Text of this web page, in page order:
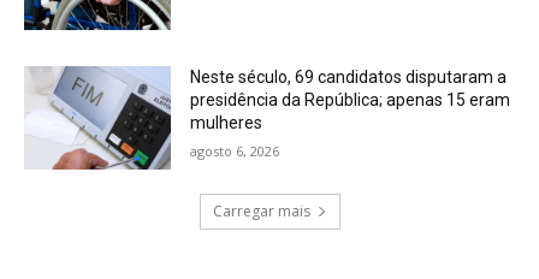
Neste século, 69 candidatos disputaram a
presidência da República; apenas 15 eram
mulheres
agosto 6, 2026
Carregar mais